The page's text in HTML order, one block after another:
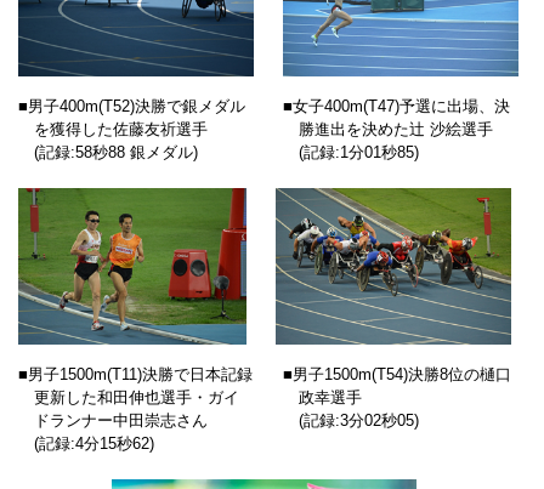
■男子400m(T52)決勝で銀メダル
を獲得した佐藤友祈選手
(記録:58秒88 銀メダル)
■女子400m(T47)予選に出場、決
勝進出を決めた辻 沙絵選手
(記録:1分01秒85)
■男子1500m(T11)決勝で日本記録
更新した和田伸也選手・ガイ
ドランナー中田崇志さん
(記録:4分15秒62)
■男子1500m(T54)決勝8位の樋口
政幸選手
(記録:3分02秒05)